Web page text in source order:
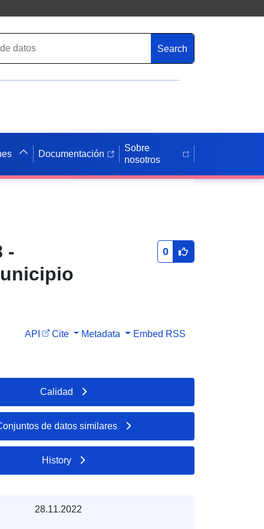
Search
Documentación
Sobre
nosotros
-
0
API Cite Metadata Embed RSS
Calidad
de datos similares
History
28.11.2022